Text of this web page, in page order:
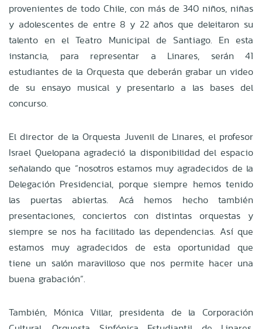
provenientes de todo Chile, con más de 340 niños, niñas
y adolescentes de entre 8 y 22 años que deleitaron su
talento en el Teatro Municipal de Santiago. En esta
instancia, para representar a Linares, serán 41
estudiantes de la Orquesta que deberán grabar un video
de su ensayo musical y presentarlo a las bases del
concurso.
El director de la Orquesta Juvenil de Linares, el profesor
Israel Quelopana agradeció la disponibilidad del espacio
señalando que “nosotros estamos muy agradecidos de la
Delegación Presidencial, porque siempre hemos tenido
las puertas abiertas. Acá hemos hecho también
presentaciones, conciertos con distintas orquestas y
siempre se nos ha facilitado las dependencias. Así que
estamos muy agradecidos de esta oportunidad que
tiene un salón maravilloso que nos permite hacer una
buena grabación”.
También, Mónica Villar, presidenta de la Corporación